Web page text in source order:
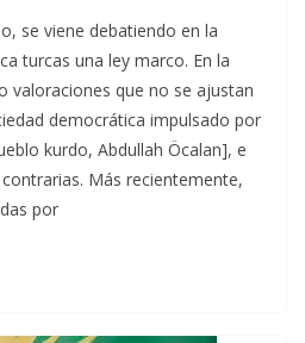
se viene debatiendo en la
turcas una ley marco. En la
valoraciones que no se ajustan
democrática impulsado por
kurdo, Abdullah Öcalan], e
Más recientemente,
por